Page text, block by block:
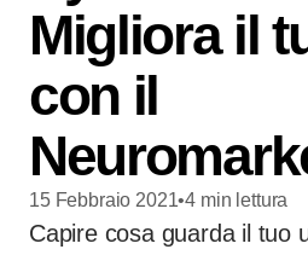
Migliora il
con il
15 Febbraio 2021•4 min lettura
Capire cosa guarda il tuo